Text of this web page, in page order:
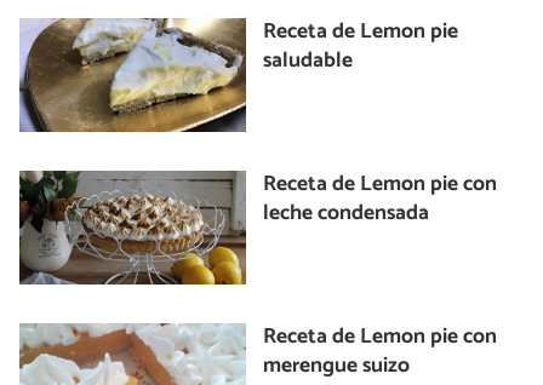
Receta de Lemon pie
saludable
Receta de Lemon pie con
leche condensada
Receta de Lemon pie con
merengue suizo